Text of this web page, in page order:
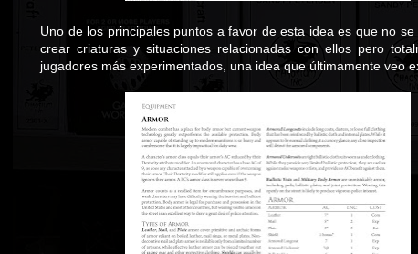
Uno de los principales puntos a favor de esta idea es que no
crear criaturas y situaciones relacionadas con ellos pero
jugadores más experimentados, una idea que últimamente veo
of the Sea
Honour (PDF)
(PDF)
juego